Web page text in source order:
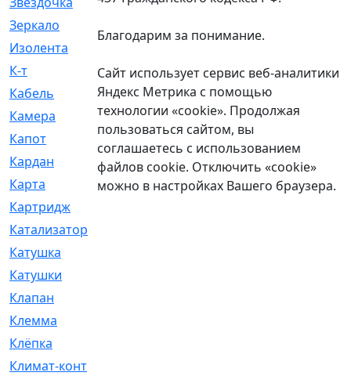
Зеркало
Изолента
[1]
К-т
[13]
Кабель
[50]
Камера
[4]
Капот
[144]
Кардан
[131]
Карта
[2]
Картридж
Катализатор
Катушка
Катушки
Клапан
Клемма
Клёпка
Климат-контроль
Благодарим за понимание.
Сайт использует сервис веб-аналитики
Яндекс Метрика с помощью
технологии «cookie». Продолжая
пользоваться сайтом, вы
соглашаетесь с использованием
файлов cookie. Отключить «cookie»
можно в настройках Вашего браузера.